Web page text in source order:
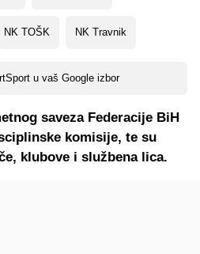
NK TOŠK NK Travnik
u vaš Google izbor
saveza Federacije BiH
komisije, te su
klubove i službena lica.